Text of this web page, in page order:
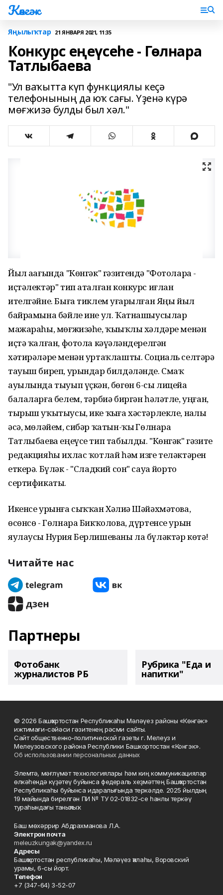
Көнгәк
Яңылыҡтар 21 ЯНВАРЯ 2021, 11:35
Конкурс еңеүсеһе - Гөлнара
Татлыбаева
"Ул ваҡытта күп функциялы кеҫә
телефонының да юҡ сағы. Үҙенә күрә
мөғжизә булды был хәл."
Йыл аҙағында "Көнгәк" гәзитендә "Фотоларҙа -
иҫтәлектәр" тип аталған конкурс иғлан
ителгәйне. Быға тиклем уҙғарылған Яңы йыл
байрамына бәйле ине ул. Ҡатнашыусылар
мажараһы, мөғжизәһе, ҡыҙыҡлы хәлдәре менән
иҫтә ҡалған, фотола кәүҙәләндерелгән
хәтирәләре менән уртаҡлашты. Социаль селтәрҙә
тауыш биреп, урындар билдәләнде. Смаҡ
ауылында тыуып үҫкән, бөгөн 6-сы лицейҙа
балаларға белем, тәрбиә биргән һәләтле, уңған,
тырыш уҡытыусы, ике ҡыҙға хәстәрлекле, наҙлы
әсә, мөләйем, сибәр ҡатын-ҡыҙ Гөлнара
Татлыбаева еңеүсе тип табылды. "Көнгәк" гәзите
редакцияһы ихлас ҡотлай һәм изге теләктәрен
еткерә. Бүләк - "Сладкий сон" сауҙа йорто
сертификаты.
Икенсе урынға сыҡҡан Хәлиҙә Шәйәхмәтова,
өсөнсө - Гөлнара Бикҡолова, дүртенсе урын
яулаусы Нурия Берлишеваны ла бүләктәр көтә!
Читайте нас
Партнеры
Фотобанк
журналистов РБ
Рубрика "Еда и
напитки"
© 2026 Башҡортостан Республикаһы Мәләүез районы «Көнгәк»
ижтимағи-сәйәси гәзитенең рәсми сайты.
Сайт общественно-политической газеты г. Мелеуз и
Мелеузовского района Республики Башкортостан «Конгэк».
Об использовании персональных данных
Элемтә, мәғлүмәт технологиялары һәм киң коммуникациялар
өлкәһендә күҙәтеү буйынса федераль хеҙмәттең Башҡортостан
Республикаһы буйынса идаралығында теркәлде. 2025 йылдың
19 майында бирелгән ПИ № ТУ 02-01832-се һанлы теркәү
тураһындағы таныҡлыҡ.
Баш мөхәррир Абдрахманова Л.А.
Электрон почта
meleuzkungak@yandex.ru
Адресы
Башҡортостан республикаһы, Мәләүез ҡалаһы, Воровский
урамы, 6-сы йорт.
Телефон
+7 (347-64) 3-52-07